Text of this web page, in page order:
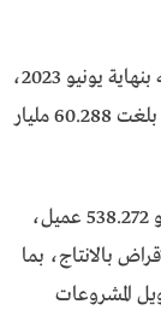
وارتفع حجم محفظة القروض إلى 69.4 مليار جنيه بنهاية يونيو 2023،
بالمقارنة بحجم المحفظة في نهاية يونيو 2022 والتي بلغت 60.288 مليار
وبلغ عدد العملاء المستفيدين من تلك القروض نحو 538.272 عميل،
بالانتاج، بما
المشروعات